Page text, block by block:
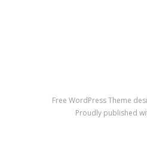
Free WordPress Theme
Proudly published